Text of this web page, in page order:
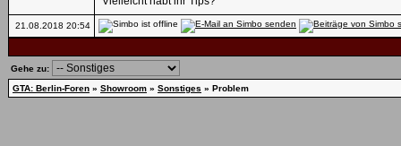
21.08.2018 20:54
Gehe zu:
GTA: Berlin-Foren » Showroom » Sonstiges » Problem